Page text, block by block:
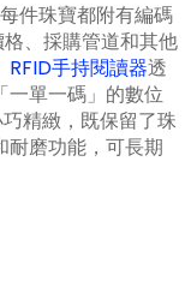
件珠寶都附有編碼
、採購管道和其他
RFID手持閱讀器透
一單一碼」的數位
精緻，既保留了珠
耐磨功能，可長期